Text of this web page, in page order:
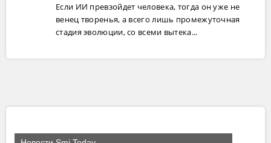
Если ИИ превзойдет человека, тогда он уже не
венец творенья, а всего лишь промежуточная
стадия эволюции, со всеми вытека...